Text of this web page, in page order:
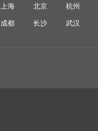
上海 北京 杭州
成都
长沙 武汉